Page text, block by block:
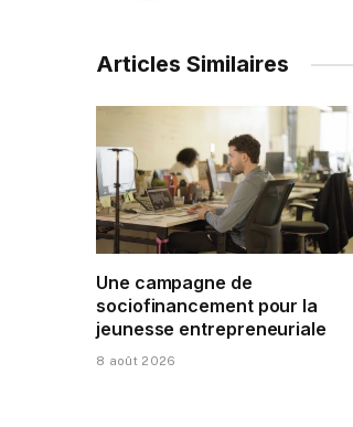
Articles Similaires
Une campagne de
sociofinancement pour la
jeunesse entrepreneuriale
8 août 2026